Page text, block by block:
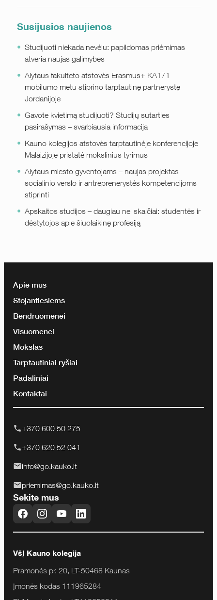
Susijusios naujienos
Studijuoti niekada nevėlu: papildomas priėmimas
atveria naujas galimybes
Alytaus fakulteto atstovės Erasmus+ KA171
mobilumo metu stiprino tarptautinę partnerystę
Jordanijoje
Gavote kvietimą studijuoti? Studijų sutarties
pasirašymas – svarbiausia informacija
Kauno kolegijos atstovės tarptautinėje konferencijoje
Malaizijoje pristatė mokslinius tyrimus
Alytaus miesto gyventojams – naujas projektas
socialinio verslo ir antreprenerystės kompetencijoms
stiprinti
Apskaitos studijos – daugiau nei skaičiai: studentės ir
dėstytojos apie šiuolaikinę profesiją
Apie mus
Stojantiesiems
Bendruomenei
Visuomenei
Mokslas
Tarptautiniai ryšiai
Padaliniai
Kontaktai
+370 600 50 275
+370 620 52 041
info@go.kauko.lt
priemimas@go.kauko.lt
Sekite mus
VšĮ Kauno kolegija
Pramonės pr. 20, LT-50468 Kaunas
Įmonės kodas 111965284